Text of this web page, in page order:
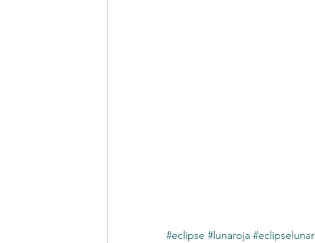
#eclipse #lunaroja #eclipselunar